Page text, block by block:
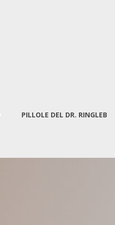
PILLOLE DEL DR. RINGLEB